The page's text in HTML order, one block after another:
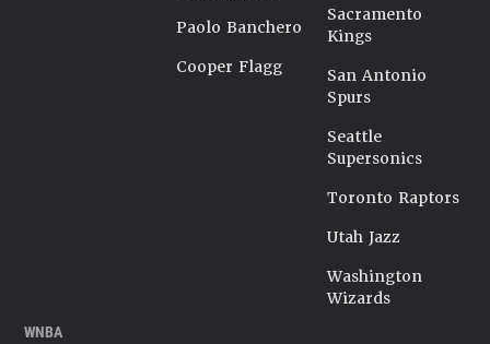
Paolo Banchero
Cooper Flagg
Sacramento
Kings
San Antonio
Spurs
Seattle
Supersonics
Toronto Raptors
Utah Jazz
Washington
Wizards
WNBA